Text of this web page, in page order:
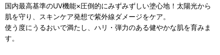
国内最高基準のUV機能×圧倒的にみずみずしい塗心地！太陽光から
肌を守り、スキンケア発想で紫外線ダメージをケア。
使う度にうるおいで満たし、ハリ・弾力のある健やかな肌を育みま
す。